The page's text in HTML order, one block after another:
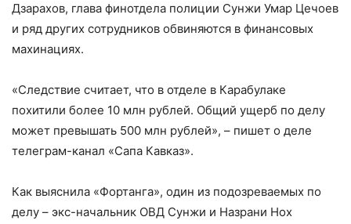
Дзарахов, глава финотдела полиции Сунжи Умар Цечоев
и ряд других сотрудников обвиняются в финансовых
махинациях.
«Следствие считает, что в отделе в Карабулаке
похитили более 10 млн рублей. Общий ущерб по делу
может превышать 500 млн рублей», – пишет о деле
телеграм-канал «Сапа Кавказ».
Как выяснила «Фортанга», один из подозреваемых по
делу – экс-начальник ОВД Сунжи и Назрани Нох